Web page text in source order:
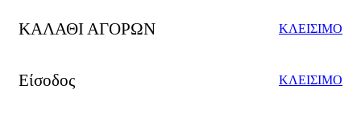
ΚΑΛΑΘΙ ΑΓΟΡΩΝ ΚΛΕΙΣΙΜΟ
Είσοδος ΚΛΕΙΣΙΜΟ